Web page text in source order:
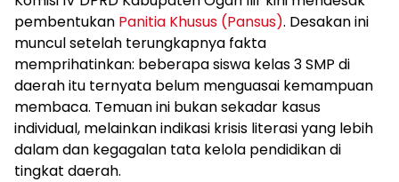
pembentukan Panitia Khusus (Pansus). Desakan ini
muncul setelah terungkapnya fakta
memprihatinkan: beberapa siswa kelas 3 SMP di
daerah itu ternyata belum menguasai kemampuan
membaca. Temuan ini bukan sekadar kasus
individual, melainkan indikasi krisis literasi yang lebih
dalam dan kegagalan tata kelola pendidikan di
tingkat daerah.